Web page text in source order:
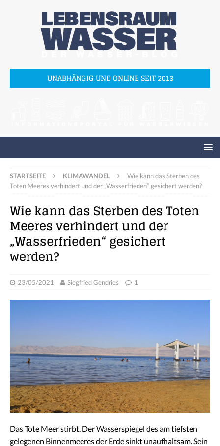
UNABHÄNGIG UND ONLINE SEIT 2013
STARTSEITE KLIMAWANDEL
Wie kann das Sterben des
Toten Meeres verhindert und der „Wasserfrieden“ gesichert werden?
Wie kann das Sterben des Toten
Meeres verhindert und der
„Wasserfrieden“ gesichert
werden?
23/05/2021 Siegfried Gendries 1
Das Tote Meer stirbt. Der Wasserspiegel des am tiefsten
gelegenen Binnenmeeres der Erde sinkt unaufhaltsam. Sein